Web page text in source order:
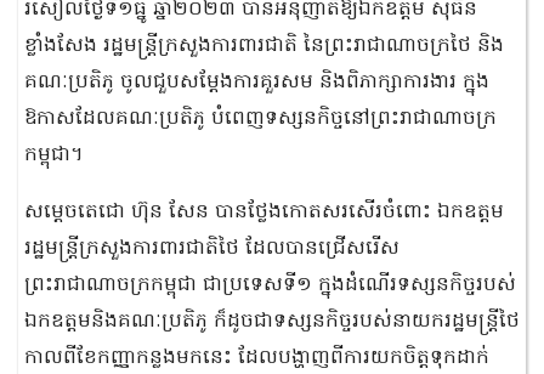
រសៀលថ្ងៃទី១ធ្នូ ឆ្នាំ២០២៣ បានអនុញាតិឱ្យឯកឧត្តម សុធីន
ខ្លាំងសែង រដ្ឋមន្ត្រីក្រសួងការពារជាតិ នៃព្រះរាជាណាចក្រថៃ និង
គណៈប្រតិភូ ចូលជួបសម្ដែងការគួរសម និងពិភាក្សាការងារ ក្នុង
ឱកាសដែលគណៈប្រតិភូ បំពេញទស្សនកិច្ចនៅព្រះរាជាណាចក្រ
កម្ពុជា។
សម្ដេចតេជោ ហ៊ុន សែន បានថ្លែងកោតសរសើរចំពោះ ឯកឧត្តម
រដ្ឋមន្ត្រីក្រសួងការពារជាតិថៃ ដែលបានជ្រើសរើស
ព្រះរាជាណាចក្រកម្ពុជា ជាប្រទេសទី១ ក្នុងដំណើរទស្សនកិច្ចរបស់
ឯកឧត្តមនិងគណៈប្រតិភូ ក៏ដូចជាទស្សនកិច្ចរបស់នាយករដ្ឋមន្ត្រីថៃ
កាលពីខែកញ្ញាកន្លងមកនេះ ដែលបង្ហាញពីការយកចិត្តទុកដាក់